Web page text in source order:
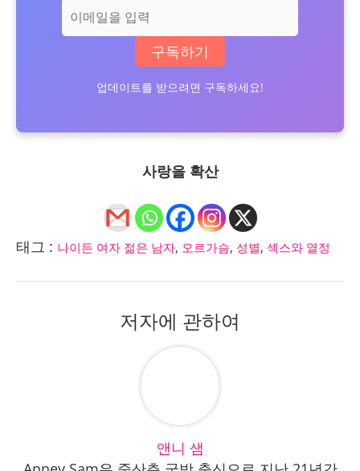
구독하기
업데이트를 받으려면 구독하세요!
사랑을 확산
태그 : 나이든 여자 젊은 남자, 오르가슴, 성별, 섹스와 열정
저자에 관하여
앤니 샘